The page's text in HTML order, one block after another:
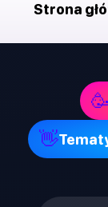
Strona
👋